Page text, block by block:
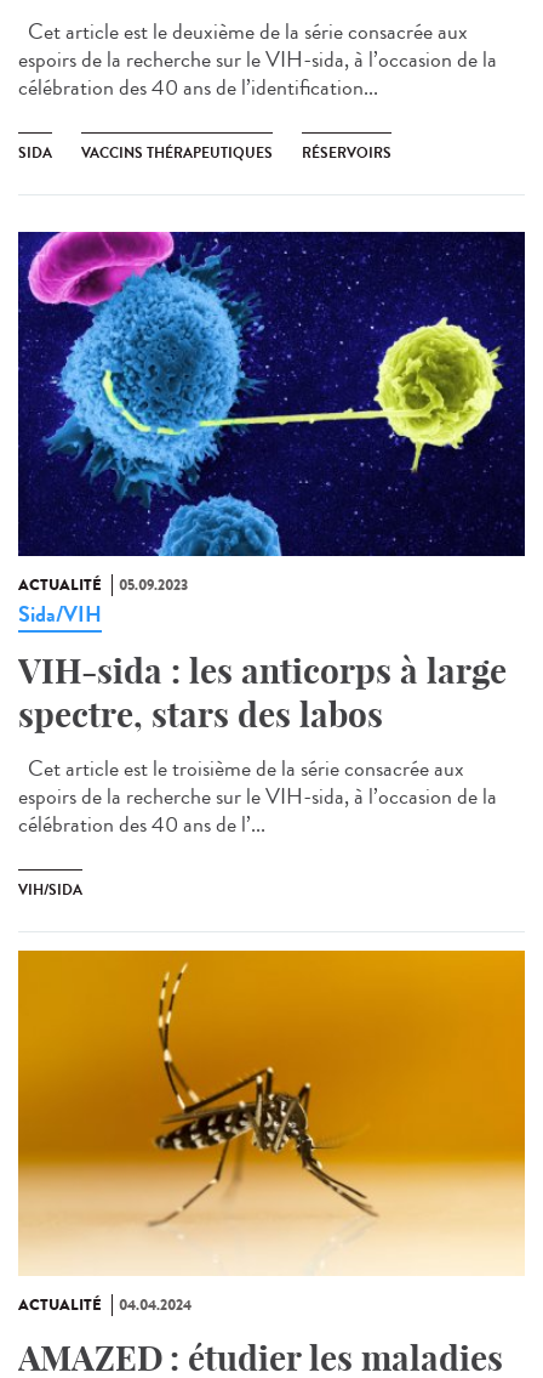
Cet article est le deuxième de la série consacrée aux
espoirs de la recherche sur le VIH-sida, à l’occasion de la
célébration des 40 ans de l’identification...
SIDA VACCINS THÉRAPEUTIQUES RÉSERVOIRS
ACTUALITÉ 05.09.2023
Sida/VIH
VIH-sida : les anticorps à large
spectre, stars des labos
Cet article est le troisième de la série consacrée aux
espoirs de la recherche sur le VIH-sida, à l’occasion de la
célébration des 40 ans de l’...
VIH/SIDA
ACTUALITÉ 04.04.2024
AMAZED : étudier les maladies